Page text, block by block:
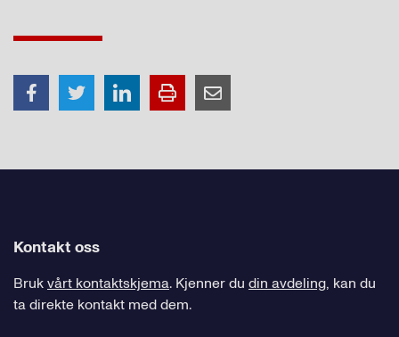
Kontakt oss
Brukvårt kontaktskjema. Kjenner du din avdeling, kan du
ta direkte kontakt med dem.